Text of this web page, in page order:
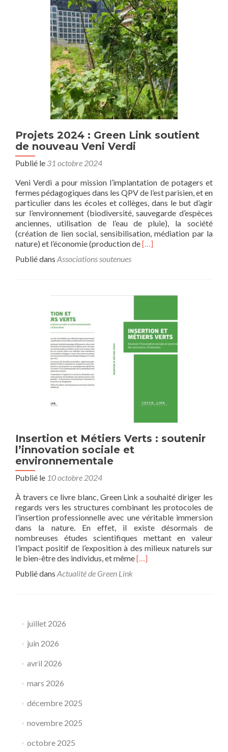
Link
soutient
le
programme
JEDI
de
la
SAUGE
Projets 2024 : Green Link soutient
de nouveau Veni Verdi
Publié le 31 octobre 2024
Veni Verdi a pour mission l’implantation de potagers et
fermes pédagogiques dans les QPV de l’est parisien, et en
particulier dans les écoles et collèges, dans le but d’agir
sur l’environnement (biodiversité, sauvegarde d’espèces
anciennes, utilisation de l’eau de pluie), la société
(création de lien social, sensibilisation, médiation par la
nature) et l’économie (production deEn
:
soutient
de
nouveau
Veni
[…]
Publié dans Associations soutenues
Insertion et Métiers Verts : soutenir
l’innovation sociale et
environnementale
Publié le 10 octobre 2024
À travers ce livre blanc, Green Link a souhaité diriger les
regards vers les structures combinant les protocoles de
l’insertion professionnelle avec une véritable immersion
dans la nature. En effet, il existe désormais de
nombreuses études scientifiques mettant en valeur
l’impact positif de l’exposition à des milieux naturels sur
le bien-être des individus, et mêmeEn
[…]
Publié dans Actualité de Green Link
juillet 2026
juin 2026
avril 2026
mars 2026
décembre 2025
novembre 2025
octobre 2025